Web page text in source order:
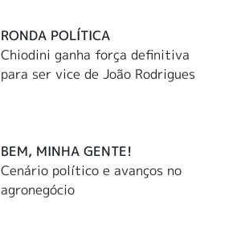
RONDA POLÍTICA
Chiodini ganha força definitiva
para ser vice de João Rodrigues
BEM, MINHA GENTE!
Cenário político e avanços no
agronegócio